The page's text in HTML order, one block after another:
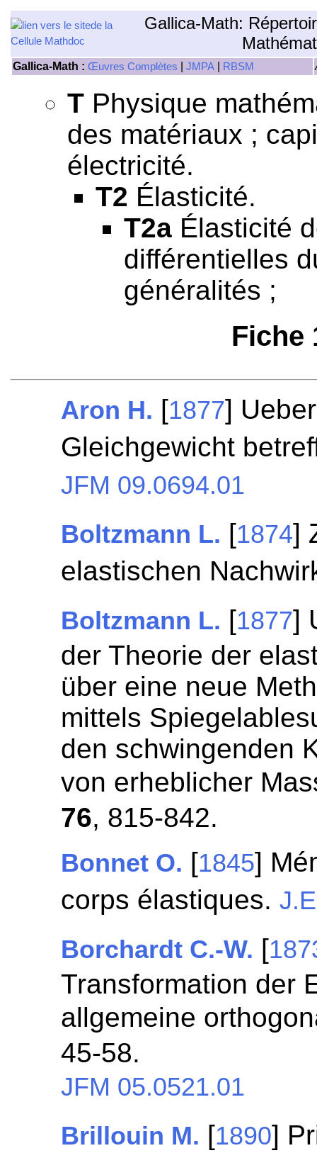
Gallica-Math:
Gallica-Math : Œuvres Complètes JMPA RBSM
T Physique
des matériaux ;
électricité.
T2 Élasticité.
T2a Élasticité
différentielles
généralités ;
Fiche
Aron H. [1877]
Gleichgewicht
JFM 09.0694.01
Boltzmann L. [1874]
elastischen
Boltzmann L. [1877]
der Theorie der
über eine neue
mittels
den schwingenden
von erheblicher
76, 815-842.
Bonnet O. [1845]
corps élastiques.
Borchardt C.-W. [
Transformation der
allgemeine
45-58.
JFM 05.0521.01
Brillouin M. [1890]